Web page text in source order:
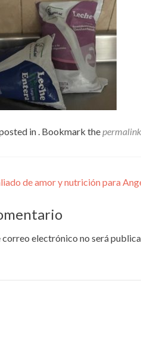
in . Bookmark thepermalink
de amor y nutrición para
correo electrónico no será